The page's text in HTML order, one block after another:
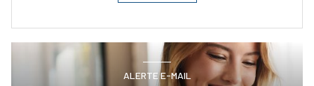
ALERTE E-MAIL